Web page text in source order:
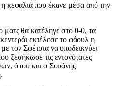
η κεφαλιά που έκανε μέσα από την
ματς θα κατέληγε στο 0-0, τα
εκτέλεσε το φάουλ η
τον Σφέτσια να υποδεικνύει
ξεσήκωσε τις εντονότατες
όπου και ο Σουάνης